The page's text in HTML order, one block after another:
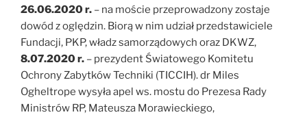
26.06.2020 r. – na moście przeprowadzony zostaje
dowód z oględzin. Biorą w nim udział przedstawiciele
Fundacji, PKP, władz samorządowych oraz DKWZ,
8.07.2020 r. – prezydent Światowego Komitetu
Ochrony Zabytków Techniki (TICCIH). dr Miles
Ogheltrope wysyła apel ws. mostu do Prezesa Rady
Ministrów RP, Mateusza Morawieckiego,